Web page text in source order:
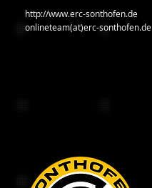
http://www.erc-sonthofen.de
onlineteam(at)erc-sonthofen.de